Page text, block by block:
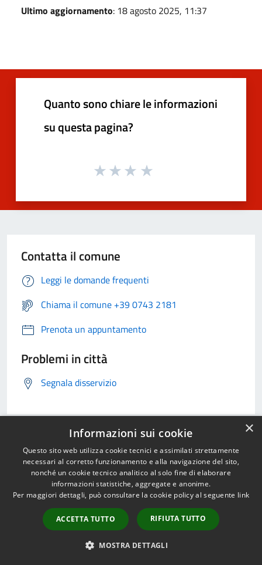
Ultimo aggiornamento: 18 agosto 2025, 11:37
Quanto sono chiare le informazioni
su questa pagina?
Contatta il comune
Leggi le domande frequenti
Chiama il comune +39 0743 2181
Prenota un appuntamento
Problemi in città
Segnala disservizio
×
Informazioni sui cookie
Questo sito web utilizza cookie tecnici e assimilati strettamente
necessari al corretto funzionamento e alla navigazione del sito,
nonché un cookie tecnico analitico al solo fine di elaborare
informazioni statistiche, aggregate e anonime.
Per maggiori dettagli, può consultare la cookie policy al seguente link
ACCETTA TUTTO RIFIUTA TUTTO
MOSTRA DETTAGLI